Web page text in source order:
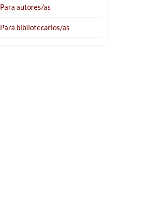
Para autores/as
Para bibliotecarios/as